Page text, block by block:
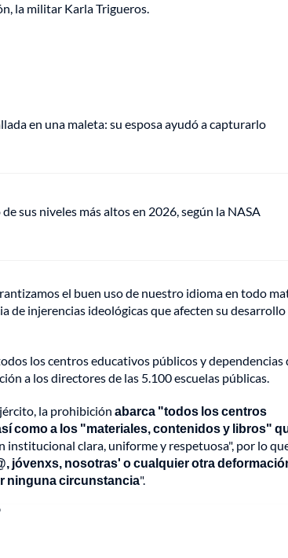
la militar Karla Trigueros.
en una maleta: su esposa ayudó a capturarlo
sus niveles más altos en 2026, según la NASA
el buen uso de nuestro idioma en todo
de injerencias ideológicas que afecten su desarrollo
los centros educativos públicos y dependencias
a los directores de las 5.100 escuelas públicas.
la prohibición abarca "todos los centros
como a los "materiales, contenidos y libros"
institucional clara, uniforme y respetuosa", por lo
jóvenxs, nosotras' o cualquier otra
ninguna circunstancia".